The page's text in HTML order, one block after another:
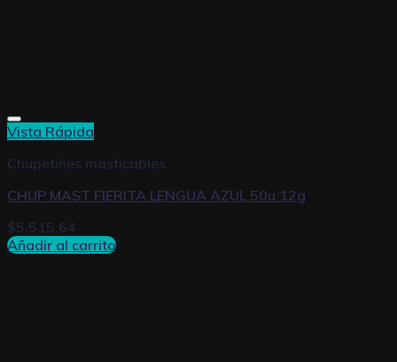
Vista Rápida
Chupetines masticables
CHUP MAST FIERITA LENGUA AZUL 50u 12g
$5.515,64
Añadir al carrito